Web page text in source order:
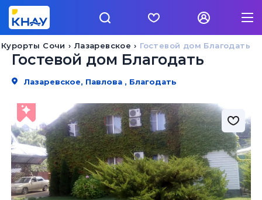
Гостевой дом Благодать
Лазаревское
Курорты Сочи
Гостевой дом Благодать
Лазаревское, Павлова , Благодать